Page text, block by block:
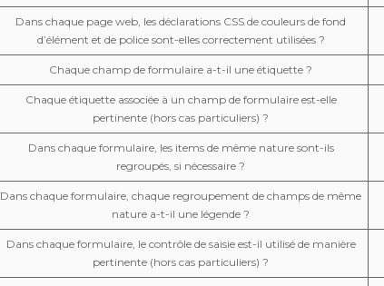
Dans chaque page web, les déclarations CSS de couleurs de fond
d’élément et de police sont-elles correctement utilisées ?
Chaque champ de formulaire a-t-il une étiquette ?
Chaque étiquette associée à un champ de formulaire est-elle
pertinente (hors cas particuliers) ?
Dans chaque formulaire, les items de même nature sont-ils
regroupés, si nécessaire ?
Dans chaque formulaire, chaque regroupement de champs de même
nature a-t-il une légende ?
Dans chaque formulaire, le contrôle de saisie est-il utilisé de manière
pertinente (hors cas particuliers) ?